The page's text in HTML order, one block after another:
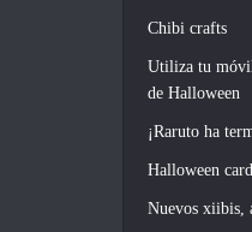
Chibi crafts
Utiliza tu
de Halloween
¡Raruto ha
Halloween
Nuevos xiibis,